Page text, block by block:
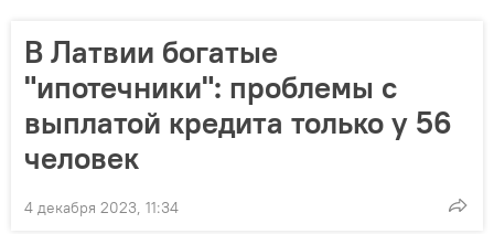
В Латвии богатые
"ипотечники": проблемы с
выплатой кредита только у 56
человек
4 декабря 2023, 11:34